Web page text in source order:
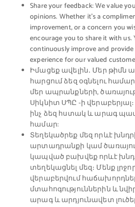
Share your feedback: We value
opinions. Whether it's a
improvement, or a concern you
encourage you to share it with us.
continuously improve and
experience for our valued
Իմացեք ավելին․ Մեր թիմն
հարցում ձեզ օգնելու
մեր ապրանքների,
Սիկնիտ ՍՊԸ -ի
ինչ ձեզ հստակ և արագ
համար:
Տեղեկածրեք մեզ որևէ
արտադրանքի կամ
կապված բախվեք որևէ
տեղեկացնել մեզ։ Մենք
վերաբերվում
մտահոգություններին և
արագ և արդյունավետ